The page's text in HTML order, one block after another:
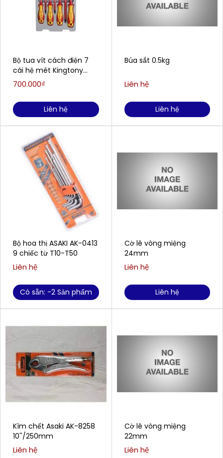
Bộ tua vít cách điện 7
cái hệ mét Kingtony
30617MR
700.000₫
Liên hệ
Bộ hoa thị ASAKI AK-0413
9 chiếc từ T10-T50
Liên hệ
Có sẵn: -2 Sản phẩm
Kìm chết Asaki AK-8258
10''/250mm
Liên hệ
Búa sắt 0.5kg
Liên hệ
Liên hệ
Cờ lê vòng miệng
24mm
Liên hệ
Liên hệ
Cờ lê vòng miệng
22mm
Liên hệ